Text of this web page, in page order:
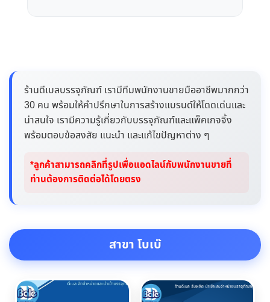
ร้านดีเบลบรรจุภัณฑ์ เรามีทีมพนักงานขายมืออาชีพมากกว่า
30 คน พร้อมให้คำปรึกษาในการสร้างแบรนด์ให้โดดเด่นและ
น่าสนใจ เรามีความรู้เกี่ยวกับบรรจุภัณฑ์และแพ็คเกจจิ้ง
พร้อมตอบข้อสงสัย แนะนำ และแก้ไขปัญหาต่าง ๆ
*ลูกค้าสามารถคลิกที่รูปเพื่อแอดไลน์กับพนักงานขายที่
ท่านต้องการติดต่อได้โดยตรง
สาขา โบเบ๊